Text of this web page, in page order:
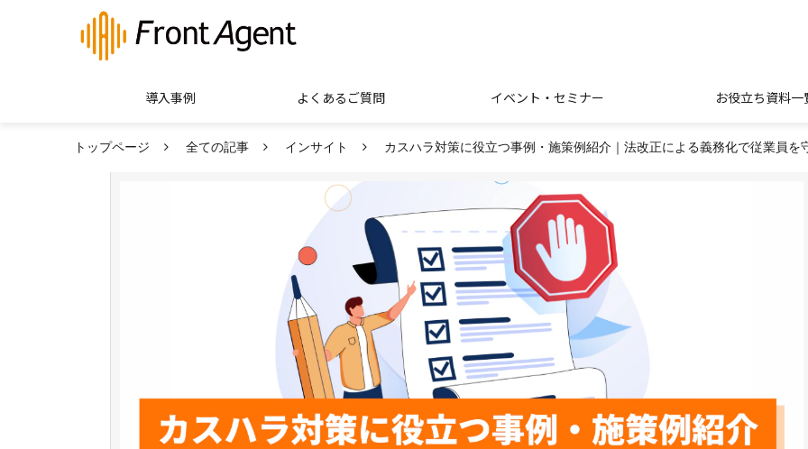
導入事例 よくあるご質問 イベント・セミナー お役立ち資料一
トップページ 全ての記事 インサイト カスハラ対策に役立つ事例・施策例紹介｜法改正による義務化で従業員を